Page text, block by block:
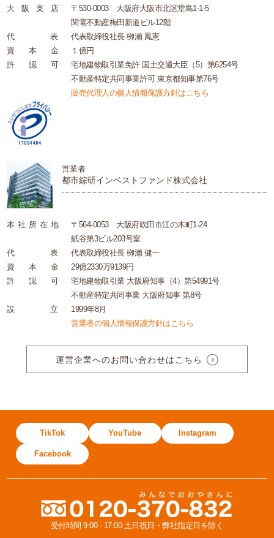
大
阪 支 店
〒530-0003 大阪府大阪市北区堂島1-1-5
関電不動産梅田新道ビル12階
代
表
代表取締役社長 栁瀨 鳳憲
資
本 金
１億円
許
認 可
宅地建物取引業免許 国土交通大臣（5）第6254号
不動産特定共同事業許可 東京都知事第76号
販売代理人の個人情報保護方針はこちら
営業者
都市綜研インベストファンド株式会社
本社 所在地
〒564-0053 大阪府吹田市江の木町1-24
紙谷第3ビル203号室
代
表
代表取締役社長 栁瀨 健一
資
本 金
29億2330万9139円
許
認 可
宅地建物取引業 大阪府知事（4）第54991号
不動産特定共同事業 大阪府知事 第8号
設
立
1999年8月
営業者の個人情報保護方針はこちら
運営企業へのお問い合わせはこちら
TikTok YouTube Instagram
Facebook
受付時間 9:00 - 17:00 土日祝日・弊社指定日を除く